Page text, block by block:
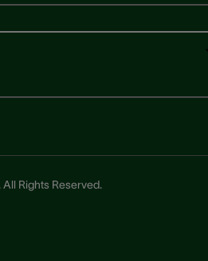
Rights Reserved.